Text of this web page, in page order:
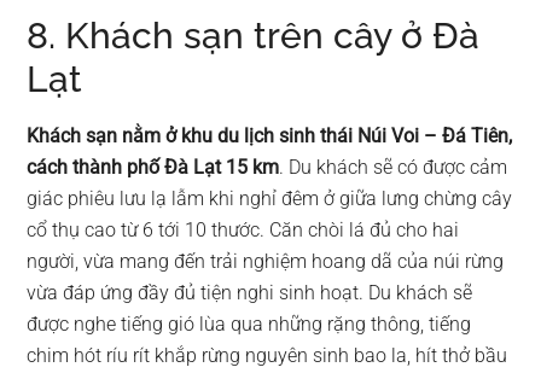
8. Khách sạn trên cây ở Đà
Lạt
Khách sạn nằm ở khu du lịch sinh thái Núi Voi – Đá Tiên,
cách thành phố Đà Lạt 15 km. Du khách sẽ có được cảm
giác phiêu lưu lạ lẫm khi nghỉ đêm ở giữa lưng chừng cây
cổ thụ cao từ 6 tới 10 thước. Căn chòi lá đủ cho hai
người, vừa mang đến trải nghiệm hoang dã của núi rừng
vừa đáp ứng đầy đủ tiện nghi sinh hoạt. Du khách sẽ
được nghe tiếng gió lùa qua những rặng thông, tiếng
chim hót ríu rít khắp rừng nguyên sinh bao la, hít thở bầu